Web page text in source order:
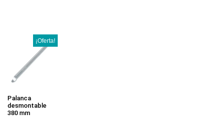
¡Oferta!
Palanca
desmontable
380 mm